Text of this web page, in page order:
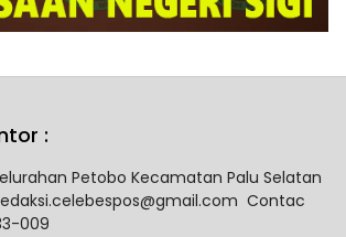
:
Petobo Kecamatan Palu Selatan
Contac
009